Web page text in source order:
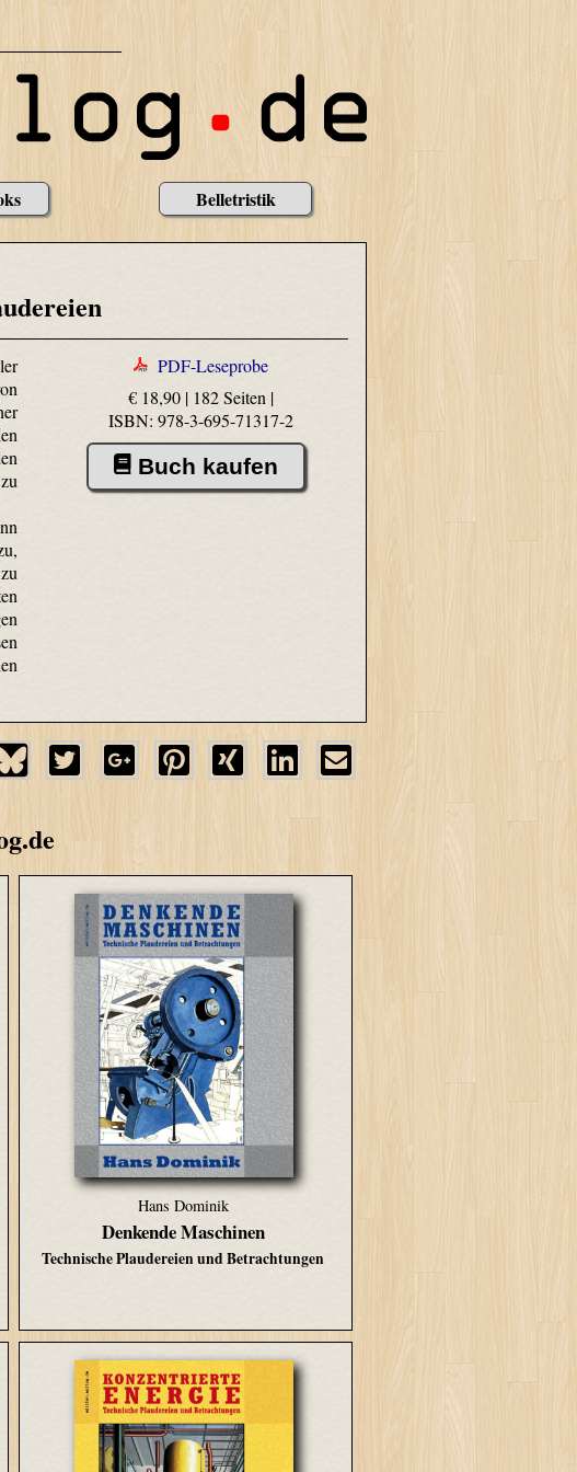
Belletristik
PDF-Leseprobe
€ 18,90 | 182 Seiten |
ISBN: 978-3-695-71317-2
Buch kaufen
Hans Dominik
Denkende Maschinen
Technische Plaudereien und Betrachtungen